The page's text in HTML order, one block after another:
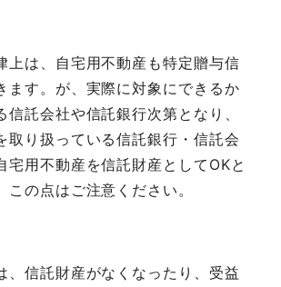
上は、自宅用不動産も特定贈与信
ます。が、実際に対象にできるか
信託会社や信託銀行次第となり、
取り扱っている信託銀行・信託会
宅用不動産を信託財産としてOKと
この点はご注意ください。
、信託財産がなくなったり、受益